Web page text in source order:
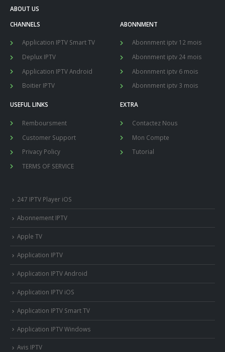
ABOUT US
CHANNELS
Application IPTV Smart TV
Deplux IPTV
Application IPTV Android
Boitier IPTV
ABONNMENT
Abonnment iptv 12 mois
Abonnment iptv 24 mois
Abonnment iptv 6 mois
Abonnment iptv 3 mois
USEFUL LINKS
Remboursment
Customer Support
Privacy Policy
TERMS OF SERVICE
EXTRA
Contactez Nous
Mon Compte
Tutorial
247 IPTV Player iOS
Abonnement IPTV
Apple TV
Application IPTV
Application IPTV Android
Application IPTV iOS
Application IPTV Smart TV
Application IPTV Windows
Avis IPTV